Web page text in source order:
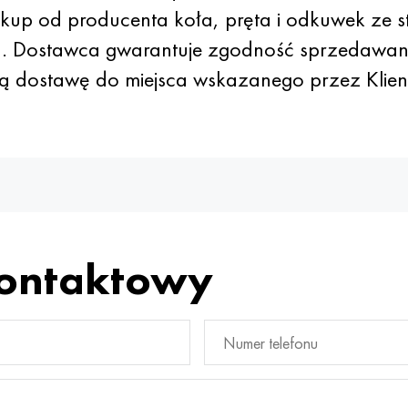
od producenta koła, pręta i odkuwek ze
gwarantuje zgodność
dostawę do miejsca wskazanego przez